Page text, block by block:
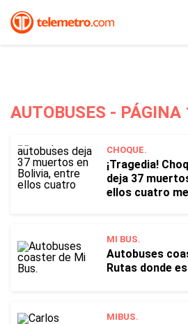
AUTOBUSES - PÁGINA
CHOQUE.
¡Tragedia!
deja 37
ellos cuatro
MI BUS.
Autobuses
Rutas donde
MIBUS.